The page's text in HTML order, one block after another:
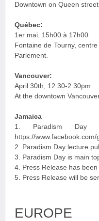
Downtown on Queen
Québec:
1er mai, 15h00 à 17h00
Fontaine de Tourny,
Parlement.
Vancouver:
April 30th, 12:30-2:30pm
At the downtown
Jamaica
1. Paradism Day
https://
2. Paradism Day lecture
3. Paradism Day is main
4. Press Release has
5. Press Release will be
EUROPE